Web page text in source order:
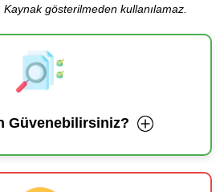
Kaynak gösterilmeden kullanılamaz.
Güvenebilirsiniz?